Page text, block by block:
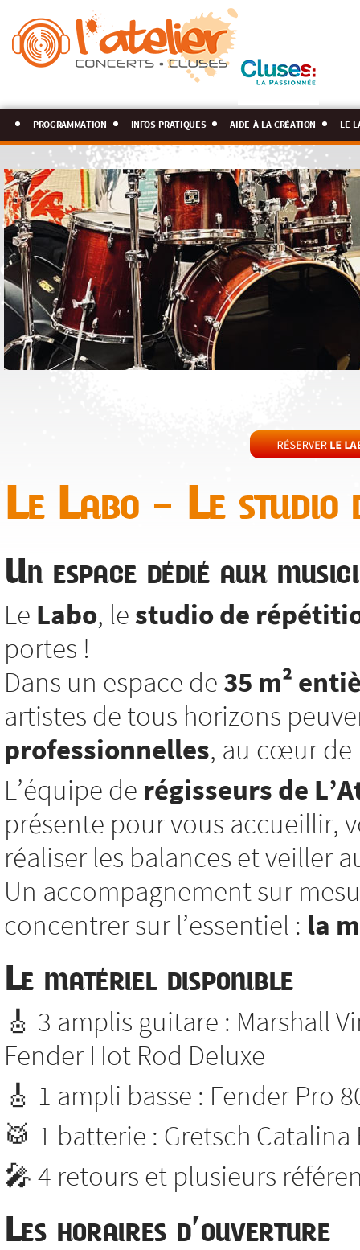
programmation infos pratiques aide à la création le
Le Labo – Le studio
Un espace dédié aux
Le Labo, le studio de
portes !
Dans un espace de 35 m²
artistes de tous horizons
professionnelles, au cœur de
L’équipe de régisseurs de
présente pour vous accueillir,
réaliser les balances et veiller
Un accompagnement sur
concentrer sur l’essentiel : la
Le matériel disponible
🎸 3 amplis guitare : Marshall
Fender Hot Rod Deluxe
🎸 1 ampli basse : Fender Pro
🥁 1 batterie : Gretsch Catalina
🎤 4 retours et plusieurs
Les horaires d’ouverture